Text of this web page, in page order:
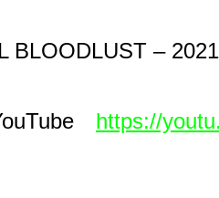
BLOODLUST –
https://